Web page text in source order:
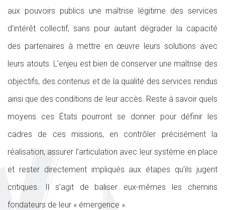
aux pouvoirs publics une maîtrise légitime des services
d’intérêt collectif, sans pour autant dégrader la capacité
des partenaires à mettre en œuvre leurs solutions avec
leurs atouts. L’enjeu est bien de conserver une maîtrise des
objectifs, des contenus et de la qualité des services rendus
ainsi que des conditions de leur accès. Reste à savoir quels
moyens ces États pourront se donner pour définir les
cadres de ces missions, en contrôler précisément la
réalisation, assurer l’articulation avec leur système en place
et rester directement impliqués aux étapes qu’ils jugent
critiques. Il s’agit de baliser eux-mêmes les chemins
fondateurs de leur « émergence ».